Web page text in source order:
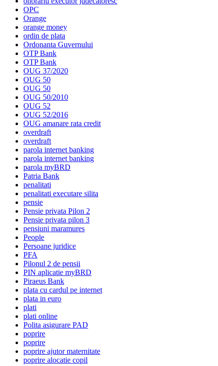
OPC
Orange
orange money
ordin de plata
Ordonanta Guvernului
OTP Bank
OTP Bank
OUG 37/2020
OUG 50
OUG 50
OUG 50/2010
OUG 52
OUG 52/2016
OUG amanare rata credit
overdraft
overdraft
parola internet banking
parola internet banking
parola myBRD
Patria Bank
penalitati
penalitati executare silita
pensie
Pensie privata Pilon 2
Pensie privata pilon 3
pensiuni maramures
People
Persoane juridice
PFA
Pilonul 2 de pensii
PIN aplicatie myBRD
Piraeus Bank
plata cu cardul pe internet
plata in euro
plati
plati online
Polita asigurare PAD
poprire
poprire
poprire ajutor maternitate
poprire alocatie copil